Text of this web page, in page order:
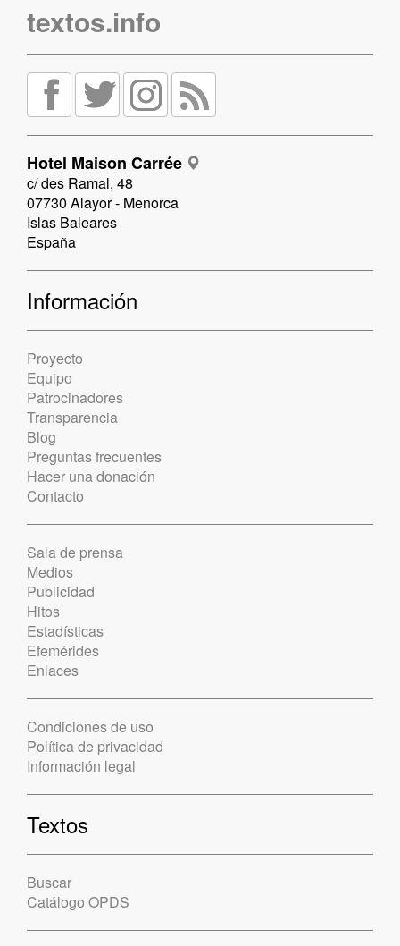
textos.info
Hotel Maison Carrée
c/ des Ramal, 48
07730 Alayor - Menorca
Islas Baleares
España
Información
Proyecto
Equipo
Patrocinadores
Transparencia
Blog
Preguntas frecuentes
Hacer una donación
Contacto
Sala de prensa
Medios
Publicidad
Hitos
Estadísticas
Efemérides
Enlaces
Condiciones de uso
Política de privacidad
Información legal
Textos
Buscar
Catálogo OPDS